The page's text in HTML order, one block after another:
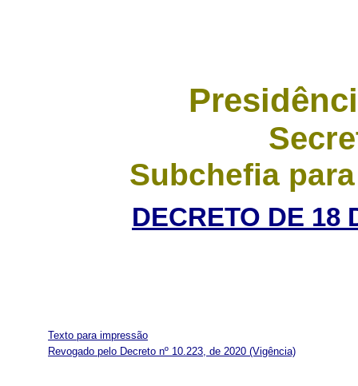
Subchefia
DECRETO DE 18
Texto para impressão
Revogado pelo Decreto nº 10.223, de 2020 (Vigência)